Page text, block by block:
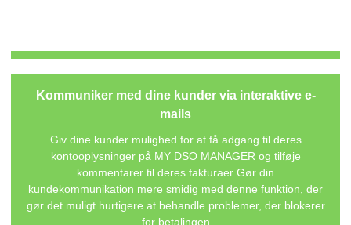
Kommuniker med dine kunder via interaktive e-
mails
Giv dine kunder mulighed for at få adgang til deres
kontooplysninger på MY DSO MANAGER og tilføje
kommentarer til deres fakturaer Gør din
kundekommunikation mere smidig med denne funktion, der
gør det muligt hurtigere at behandle problemer, der blokerer
for betalingen